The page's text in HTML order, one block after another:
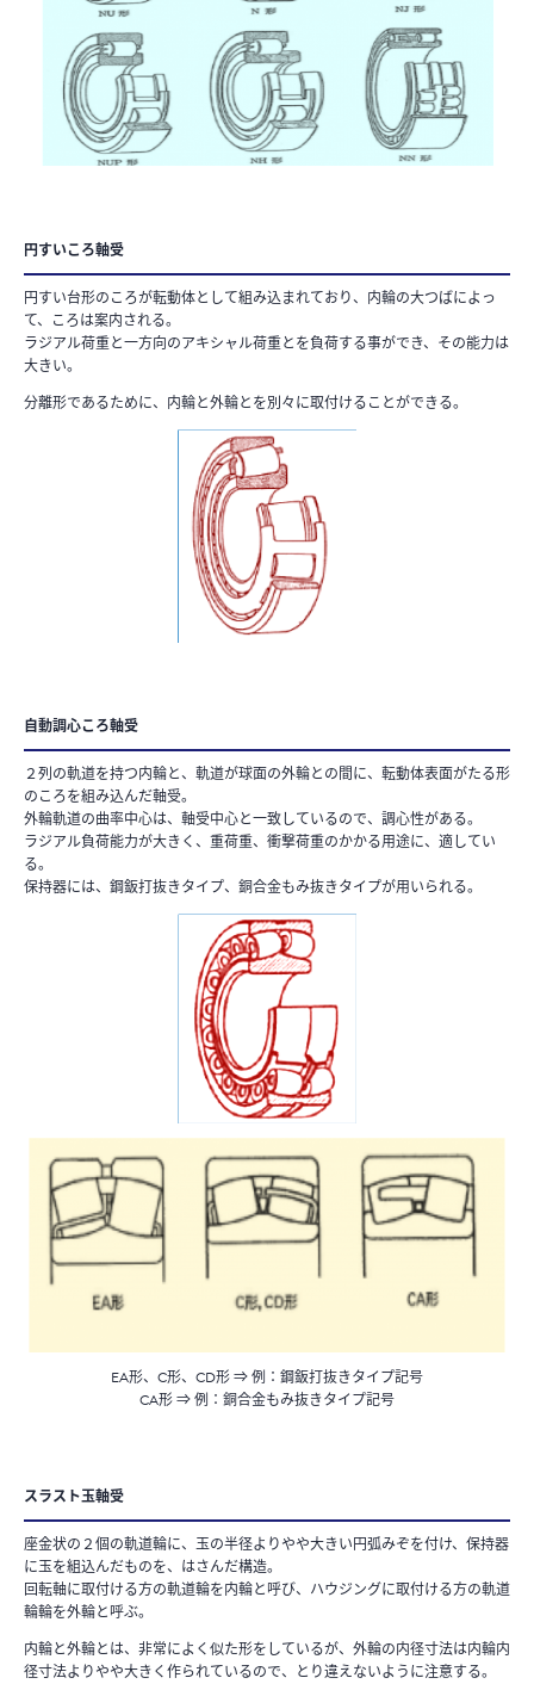
円すいころ軸受
円すい台形のころが転動体として組み込まれており、内輪の大つばによっ
て、ころは案内される。
ラジアル荷重と一方向のアキシャル荷重とを負荷する事ができ、その能力は
大きい。
分離形であるために、内輪と外輪とを別々に取付けることができる。
自動調心ころ軸受
２列の軌道を持つ内輪と、軌道が球面の外輪との間に、転動体表面がたる形
のころを組み込んだ軸受。
外輪軌道の曲率中心は、軸受中心と一致しているので、調心性がある。
ラジアル負荷能力が大きく、重荷重、衝撃荷重のかかる用途に、適してい
る。
保持器には、鋼鈑打抜きタイプ、銅合金もみ抜きタイプが用いられる。
EA形、C形、CD形 ⇒ 例：鋼鈑打抜きタイプ記号
CA形 ⇒ 例：銅合金もみ抜きタイプ記号
スラスト玉軸受
座金状の２個の軌道輪に、玉の半径よりやや大きい円弧みぞを付け、保持器
に玉を組込んだものを、はさんだ構造。
回転軸に取付ける方の軌道輪を内輪と呼び、ハウジングに取付ける方の軌道
輪輪を外輪と呼ぶ。
内輪と外輪とは、非常によく似た形をしているが、外輪の内径寸法は内輪内
径寸法よりやや大きく作られているので、とり違えないように注意する。